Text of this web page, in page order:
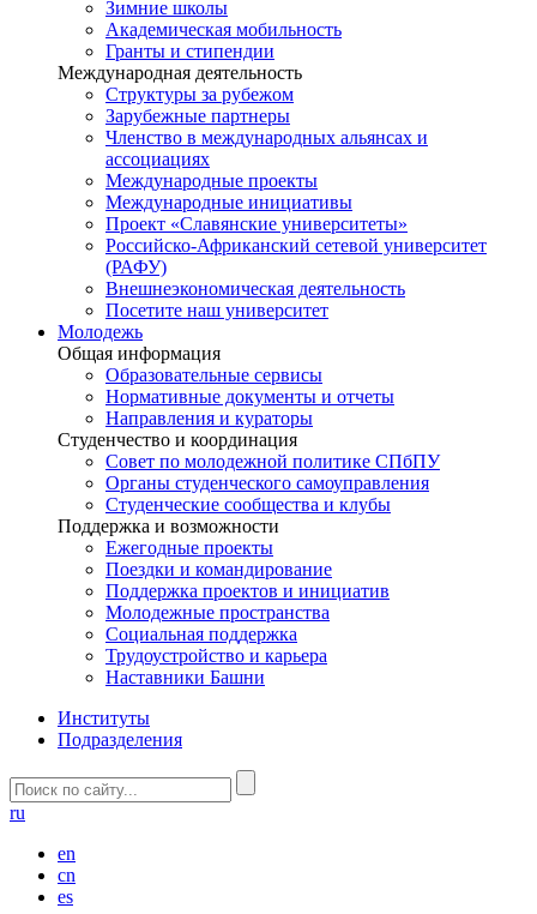
Зимние школы
Академическая мобильность
Гранты и стипендии
Международная деятельность
Структуры за рубежом
Зарубежные партнеры
Членство в международных альянсах и
ассоциациях
Международные проекты
Международные инициативы
Проект «Славянские университеты»
Российско-Африканский сетевой университет
(РАФУ)
Внешнеэкономическая деятельность
Посетите наш университет
Молодежь
Общая информация
Образовательные сервисы
Нормативные документы и отчеты
Направления и кураторы
Студенчество и координация
Совет по молодежной политике СПбПУ
Органы студенческого самоуправления
Студенческие сообщества и клубы
Поддержка и возможности
Ежегодные проекты
Поездки и командирование
Поддержка проектов и инициатив
Молодежные пространства
Социальная поддержка
Трудоустройство и карьера
Наставники Башни
Институты
Подразделения
ru
en
cn
es